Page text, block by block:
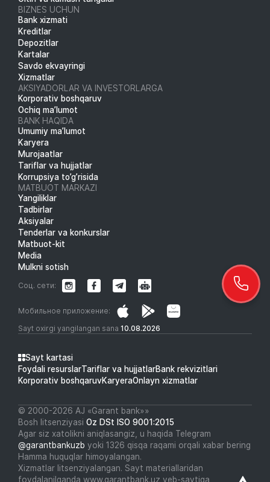
BIZNES UCHUN
Bank xizmati
Kreditlar
Depozitlar
Kartalar
Savdo ekvayringi
Xizmatlar
AKSIYADORLAR VA INVESTORLARGA
Korporativ boshqaruv
Ochiq ma’lumot
BANK HAQIDA
Umumiy ma’lumot
Karyera
Murojaatlar
Tariflar va hujjatlar
Korrupsiya to’g’risida
MATBUOT MARKAZI
Yangiliklar
Tadbirlar
Aksiyalar
Tenderlar va konkurslar
Matbuot-kit
Media
Mulkni sotish
Sayt oxirgi yangilangan sana 10.08.2026
Мобильное приложение:
Соц. сети:
Sayt kartasi
Foydali resurslarTariflar va hujjatlarBank rekvizitlari
Korporativ boshqaruvKaryeraOnlayn xizmatlar
© 2000-2026 АJ «Garant bank»»
Bosh litsenziyasi Oz DSt ISO 9001:2015
Agar siz xatolikni aniqlasangiz, u haqida Telegram
@garantbankuzb yoki 1326 qisqa raqami orqali xabar bering
Hamma huquqlar himoyalangan.
Xizmatlar litsenziyalangan. Sayt materiallaridan
foydalanilganda www.garantbank.uz veb-saytiga